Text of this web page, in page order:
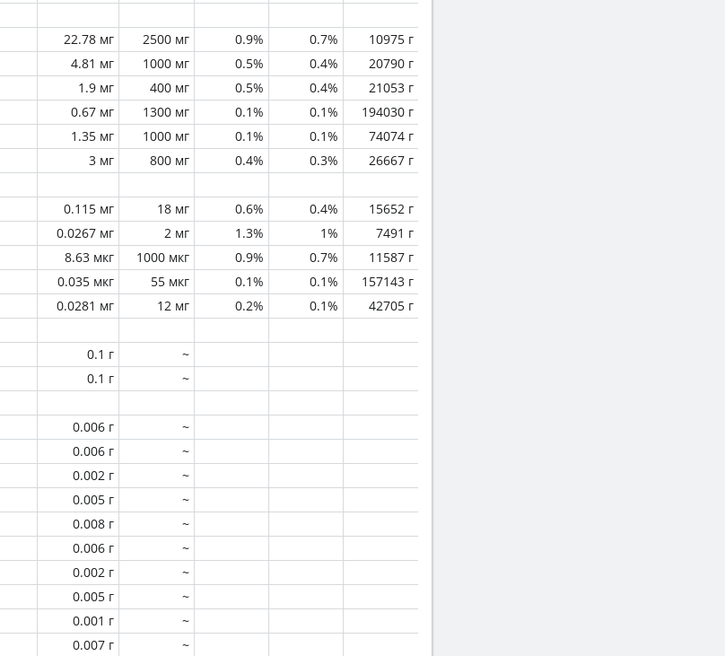
22.78 мг 2500 мг 0.9% 0.7%
10975 г
4.81 мг 1000 мг 0.5% 0.4%
20790 г
1.9 мг 400 мг 0.5% 0.4%
21053 г
0.67 мг 1300 мг 0.1% 0.1%
194030 г
1.35 мг 1000 мг 0.1% 0.1%
74074 г
3 мг 800 мг 0.4% 0.3% 26667 г
0.115 мг 18 мг 0.6% 0.4%
15652 г
0.0267 мг 2 мг 1.3% 1%
7491 г
8.63 мкг 1000 мкг 0.9% 0.7%
11587 г
0.035 мкг 55 мкг 0.1% 0.1%
157143 г
0.0281 мг 12 мг 0.2% 0.1% 42705 г
0.1 г
~
0.1 г ~
0.006 г
~
0.006 г
~
0.002 г
~
0.005 г
~
0.008 г
~
0.006 г
~
0.002 г
~
0.005 г
~
0.001 г
~
0.007 г ~